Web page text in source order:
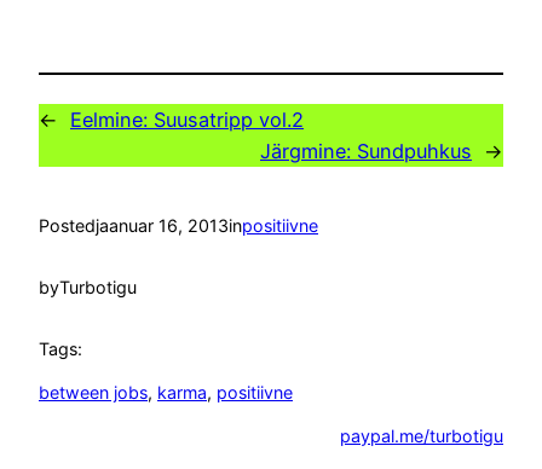
← Eelmine: Suusatripp vol.2
Järgmine: Sundpuhkus →
Postedjaanuar 16, 2013inpositiivne
byTurbotigu
Tags:
between jobs, karma, positiivne
paypal.me/turbotigu